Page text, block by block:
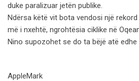
duke paralizuar jetën publike.
Ndërsa këtë vit bota vendosi një
më i nxehtë, ngrohtësia ciklike në
Nino supozohet se do ta bëjë atë
AppleMark